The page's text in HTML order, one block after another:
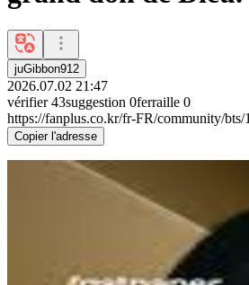
juGibbon912
2026.07.02 21:47
vérifier 43suggestion 0ferraille 0
https://fanplus.co.kr/fr-FR/community/bts/
Copier l'adresse